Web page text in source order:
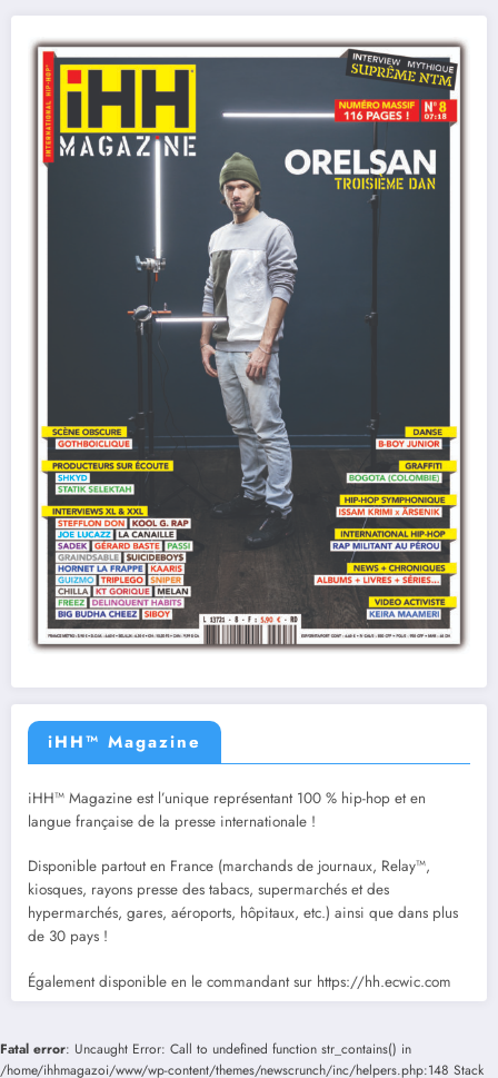
iHH™ Magazine
iHH™ Magazine est l’unique représentant 100 % hip-hop et en
langue française de la presse internationale !
Disponible partout en France (marchands de journaux, Relay™,
kiosques, rayons presse des tabacs, supermarchés et des
hypermarchés, gares, aéroports, hôpitaux, etc.) ainsi que dans plus
de 30 pays !
Également disponible en le commandant sur https://hh.ecwic.com
Fatal error: Uncaught Error: Call to undefined function str_contains() in
/home/ihhmagazoi/www/wp-content/themes/newscrunch/inc/helpers.php:148 Stack